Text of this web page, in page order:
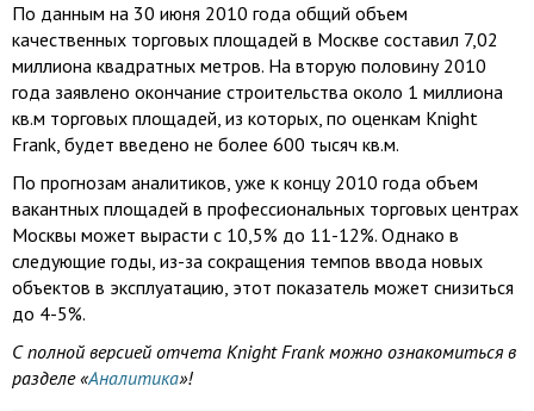
По данным на 30 июня 2010 года общий объем
качественных торговых площадей в Москве составил 7,02
миллиона квадратных метров. На вторую половину 2010
года заявлено окончание строительства около 1 миллиона
кв.м торговых площадей, из которых, по оценкам Knight
Frank, будет введено не более 600 тысяч кв.м.
По прогнозам аналитиков, уже к концу 2010 года объем
вакантных площадей в профессиональных торговых центрах
Москвы может вырасти с 10,5% до 11-12%. Однако в
следующие годы, из-за сокращения темпов ввода новых
объектов в эксплуатацию, этот показатель может снизиться
до 4-5%.
С полной версией отчета Knight Frank можно ознакомиться в
разделе «Аналитика»!